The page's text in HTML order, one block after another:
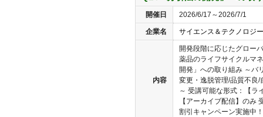
開催日 2026/6/17～2026/7/1
企業名 サイエンス＆テクノロジ
内容
開発段階に応じたグロー
薬品のライフサイクルマ
開発」への取り組み ～バ
変更・逸脱管理/品質不良
～ 受講可能な形式：【ラ
【アーカイブ配信】のみ
割引キャンペーン実施中